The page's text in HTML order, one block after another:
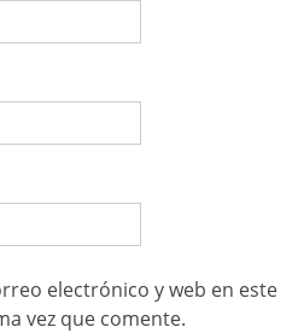
electrónico y web en este
vez que comente.